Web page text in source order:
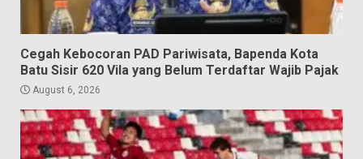
Cegah Kebocoran PAD Pariwisata, Bapenda Kota
Batu Sisir 620 Vila yang Belum Terdaftar Wajib Pajak
August 6, 2026